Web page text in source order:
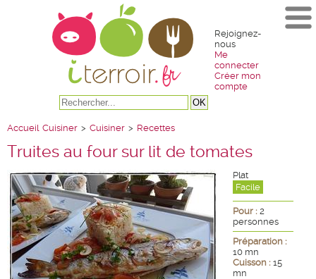
Rejoignez-
nous
Me
connecter
Créer mon
compte
Accueil Cuisiner > Cuisiner > Recettes
Truites au four sur lit de tomates
Plat
Facile
Pour : 2
personnes
Préparation :
10 mn
Cuisson : 15
mn